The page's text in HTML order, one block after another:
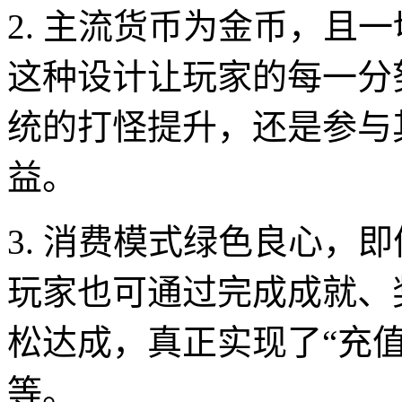
2. 主流货币为金币，且
这种设计让玩家的每一
统的打怪提升，还是参
益。
3. 消费模式绿色良心，
玩家也可通过完成成就
松达成，真正实现了“充
等。